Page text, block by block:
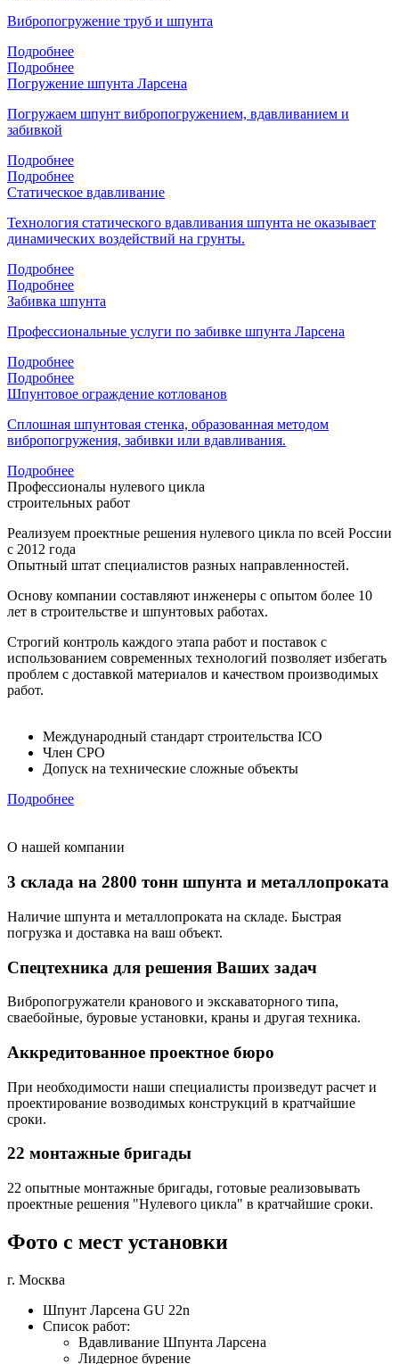
Вибропогружение труб и шпунта
Подробнее
Подробнее
Погружение шпунта Ларсена
Погружаем шпунт вибропогружением, вдавливанием и
забивкой
Подробнее
Подробнее
Статическое вдавливание
Технология статического вдавливания шпунта не оказывает
динамических воздействий на грунты.
Подробнее
Подробнее
Забивка шпунта
Профессиональные услуги по забивке шпунта Ларсена
Подробнее
Подробнее
Шпунтовое ограждение котлованов
Сплошная шпунтовая стенка, образованная методом
вибропогружения, забивки или вдавливания.
Подробнее
Профессионалы нулевого цикла
строительных работ
Реализуем проектные решения нулевого цикла по всей России
с 2012 года
Опытный штат специалистов разных направленностей.
Основу компании составляют инженеры с опытом более 10
лет в строительстве и шпунтовых работах.
Строгий контроль каждого этапа работ и поставок с
использованием современных технологий позволяет избегать
проблем с доставкой материалов и качеством производимых
работ.
Международный стандарт строительства ICO
Член СРО
Допуск на технические сложные объекты
Подробнее
О нашей компании
3 склада на 2800 тонн шпунта и металлопроката
Наличие шпунта и металлопроката на складе. Быстрая
погрузка и доставка на ваш объект.
Спецтехника для решения Ваших задач
Вибропогружатели кранового и экскаваторного типа,
сваебойные, буровые установки, краны и другая техника.
Аккредитованное проектное бюро
При необходимости наши специалисты произведут расчет и
проектирование возводимых конструкций в кратчайшие
сроки.
22 монтажные бригады
22 опытные монтажные бригады, готовые реализовывать
проектные решения "Нулевого цикла" в кратчайшие сроки.
Фото с мест установки
г. Москва
Шпунт Ларсена GU 22n
Список работ:
Вдавливание Шпунта Ларсена
Лидерное бурение